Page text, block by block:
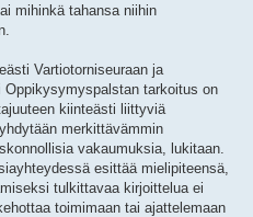
mihinkä tahansa niihin
Vartiotorniseuraan ja
tarkoitus on
kiinteästi liittyviä
merkittävämmin
vakaumuksia, lukitaan.
esittää mielipiteensä,
tulkittavaa kirjoittelua ei
toimimaan tai ajattelemaan